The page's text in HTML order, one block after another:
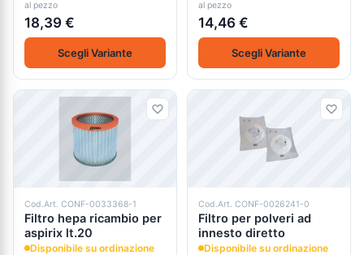
al pezzo
18,39 €
Scegli Variante
al pezzo
14,46 €
Scegli Variante
Cod.Art. CONF-0033368-1
Filtro hepa ricambio per
aspirix lt.20
Disponibile su ordinazione
Cod.Art. CONF-0026241-0
Filtro per polveri ad
innesto diretto
Disponibile su ordinazione